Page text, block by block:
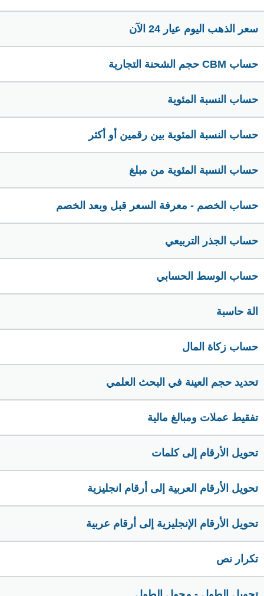
سعر الذهب اليوم عيار 24 الآن
حساب CBM حجم الشحنة التجارية
حساب النسبة المئوية
حساب النسبة المئوية بين رقمين أو أكثر
حساب النسبة المئوية من مبلغ
حساب الخصم - معرفة السعر قبل وبعد الخصم
حساب الجذر التربيعي
حساب الوسط الحسابي
الة حاسبة
حساب زكاة المال
تحديد حجم العينة في البحث العلمي
تفقيط عملات ومبالغ مالية
تحويل الأرقام إلى كلمات
تحويل الأرقام العربية إلى أرقام انجليزية
تحويل الأرقام الإنجليزية إلى أرقام عربية
تكرار نص